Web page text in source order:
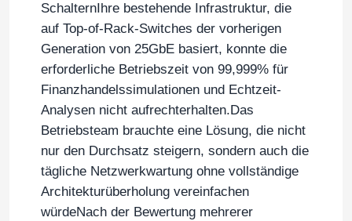
SchalternIhre bestehende Infrastruktur, die
auf Top-of-Rack-Switches der vorherigen
Generation von 25GbE basiert, konnte die
erforderliche Betriebszeit von 99,999% für
Finanzhandelssimulationen und Echtzeit-
Analysen nicht aufrechterhalten.Das
Betriebsteam brauchte eine Lösung, die nicht
nur den Durchsatz steigern, sondern auch die
tägliche Netzwerkwartung ohne vollständige
Architekturüberholung vereinfachen
würdeNach der Bewertung mehrerer